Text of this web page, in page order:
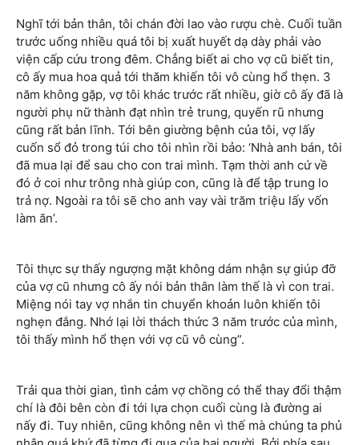
Nghĩ tới bản thân, tôi chán đời lao vào rượu chè. Cuối tuần
trước uống nhiều quá tôi bị xuất huyết dạ dày phải vào
viện cấp cứu trong đêm. Chẳng biết ai cho vợ cũ biết tin,
cô ấy mua hoa quả tới thăm khiến tôi vô cùng hổ thẹn. 3
năm không gặp, vợ tôi khác trước rất nhiều, giờ cô ấy đã là
người phụ nữ thành đạt nhìn trẻ trung, quyến rũ nhưng
cũng rất bản lĩnh. Tới bên giường bệnh của tôi, vợ lấy
cuốn sổ đỏ trong túi cho tôi nhìn rồi bảo: ‘Nhà anh bán, tôi
đã mua lại để sau cho con trai mình. Tạm thời anh cứ về
đó ở coi như trông nhà giúp con, cũng là để tập trung lo
trả nợ. Ngoài ra tôi sẽ cho anh vay vài trăm triệu lấy vốn
làm ăn’.
Tôi thực sự thấy ngượng mặt không dám nhận sự giúp đỡ
của vợ cũ nhưng cô ấy nói bản thân làm thế là vì con trai.
Miệng nói tay vợ nhắn tin chuyển khoản luôn khiến tôi
nghẹn đắng. Nhớ lại lời thách thức 3 năm trước của mình,
tôi thấy mình hổ thẹn với vợ cũ vô cùng”.
Trải qua thời gian, tình cảm vợ chồng có thể thay đổi thậm
chí là đôi bên còn đi tới lựa chọn cuối cùng là đường ai
nấy đi. Tuy nhiên, cũng không nên vì thế mà chúng ta phủ